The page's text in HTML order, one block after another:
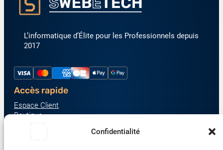
Confidentialité
L’informatique d’Élite pour les Professionnels depuis
2017
Accès rapide
Espace Client
Boutique
À propos
Nous contacter